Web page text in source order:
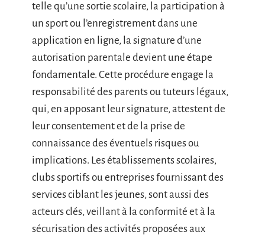
telle qu’une sortie scolaire, la participation à
un sport ou l’enregistrement dans une
application en ligne, la signature d’une
autorisation parentale devient une étape
fondamentale. Cette procédure engage la
responsabilité des parents ou tuteurs légaux,
qui, en apposant leur signature, attestent de
leur consentement et de la prise de
connaissance des éventuels risques ou
implications. Les établissements scolaires,
clubs sportifs ou entreprises fournissant des
services ciblant les jeunes, sont aussi des
acteurs clés, veillant à la conformité et à la
sécurisation des activités proposées aux